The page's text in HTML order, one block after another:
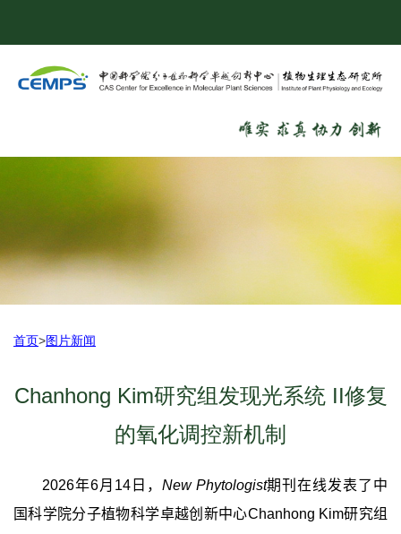
首页>图片新闻
Chanhong Kim研究组发现光系统 II修复
的氧化调控新机制
2026年6月 14日， New Phytologist期刊在线发表了中
国科学院分子植物科学卓越创新中心Chanhong Kim研究组